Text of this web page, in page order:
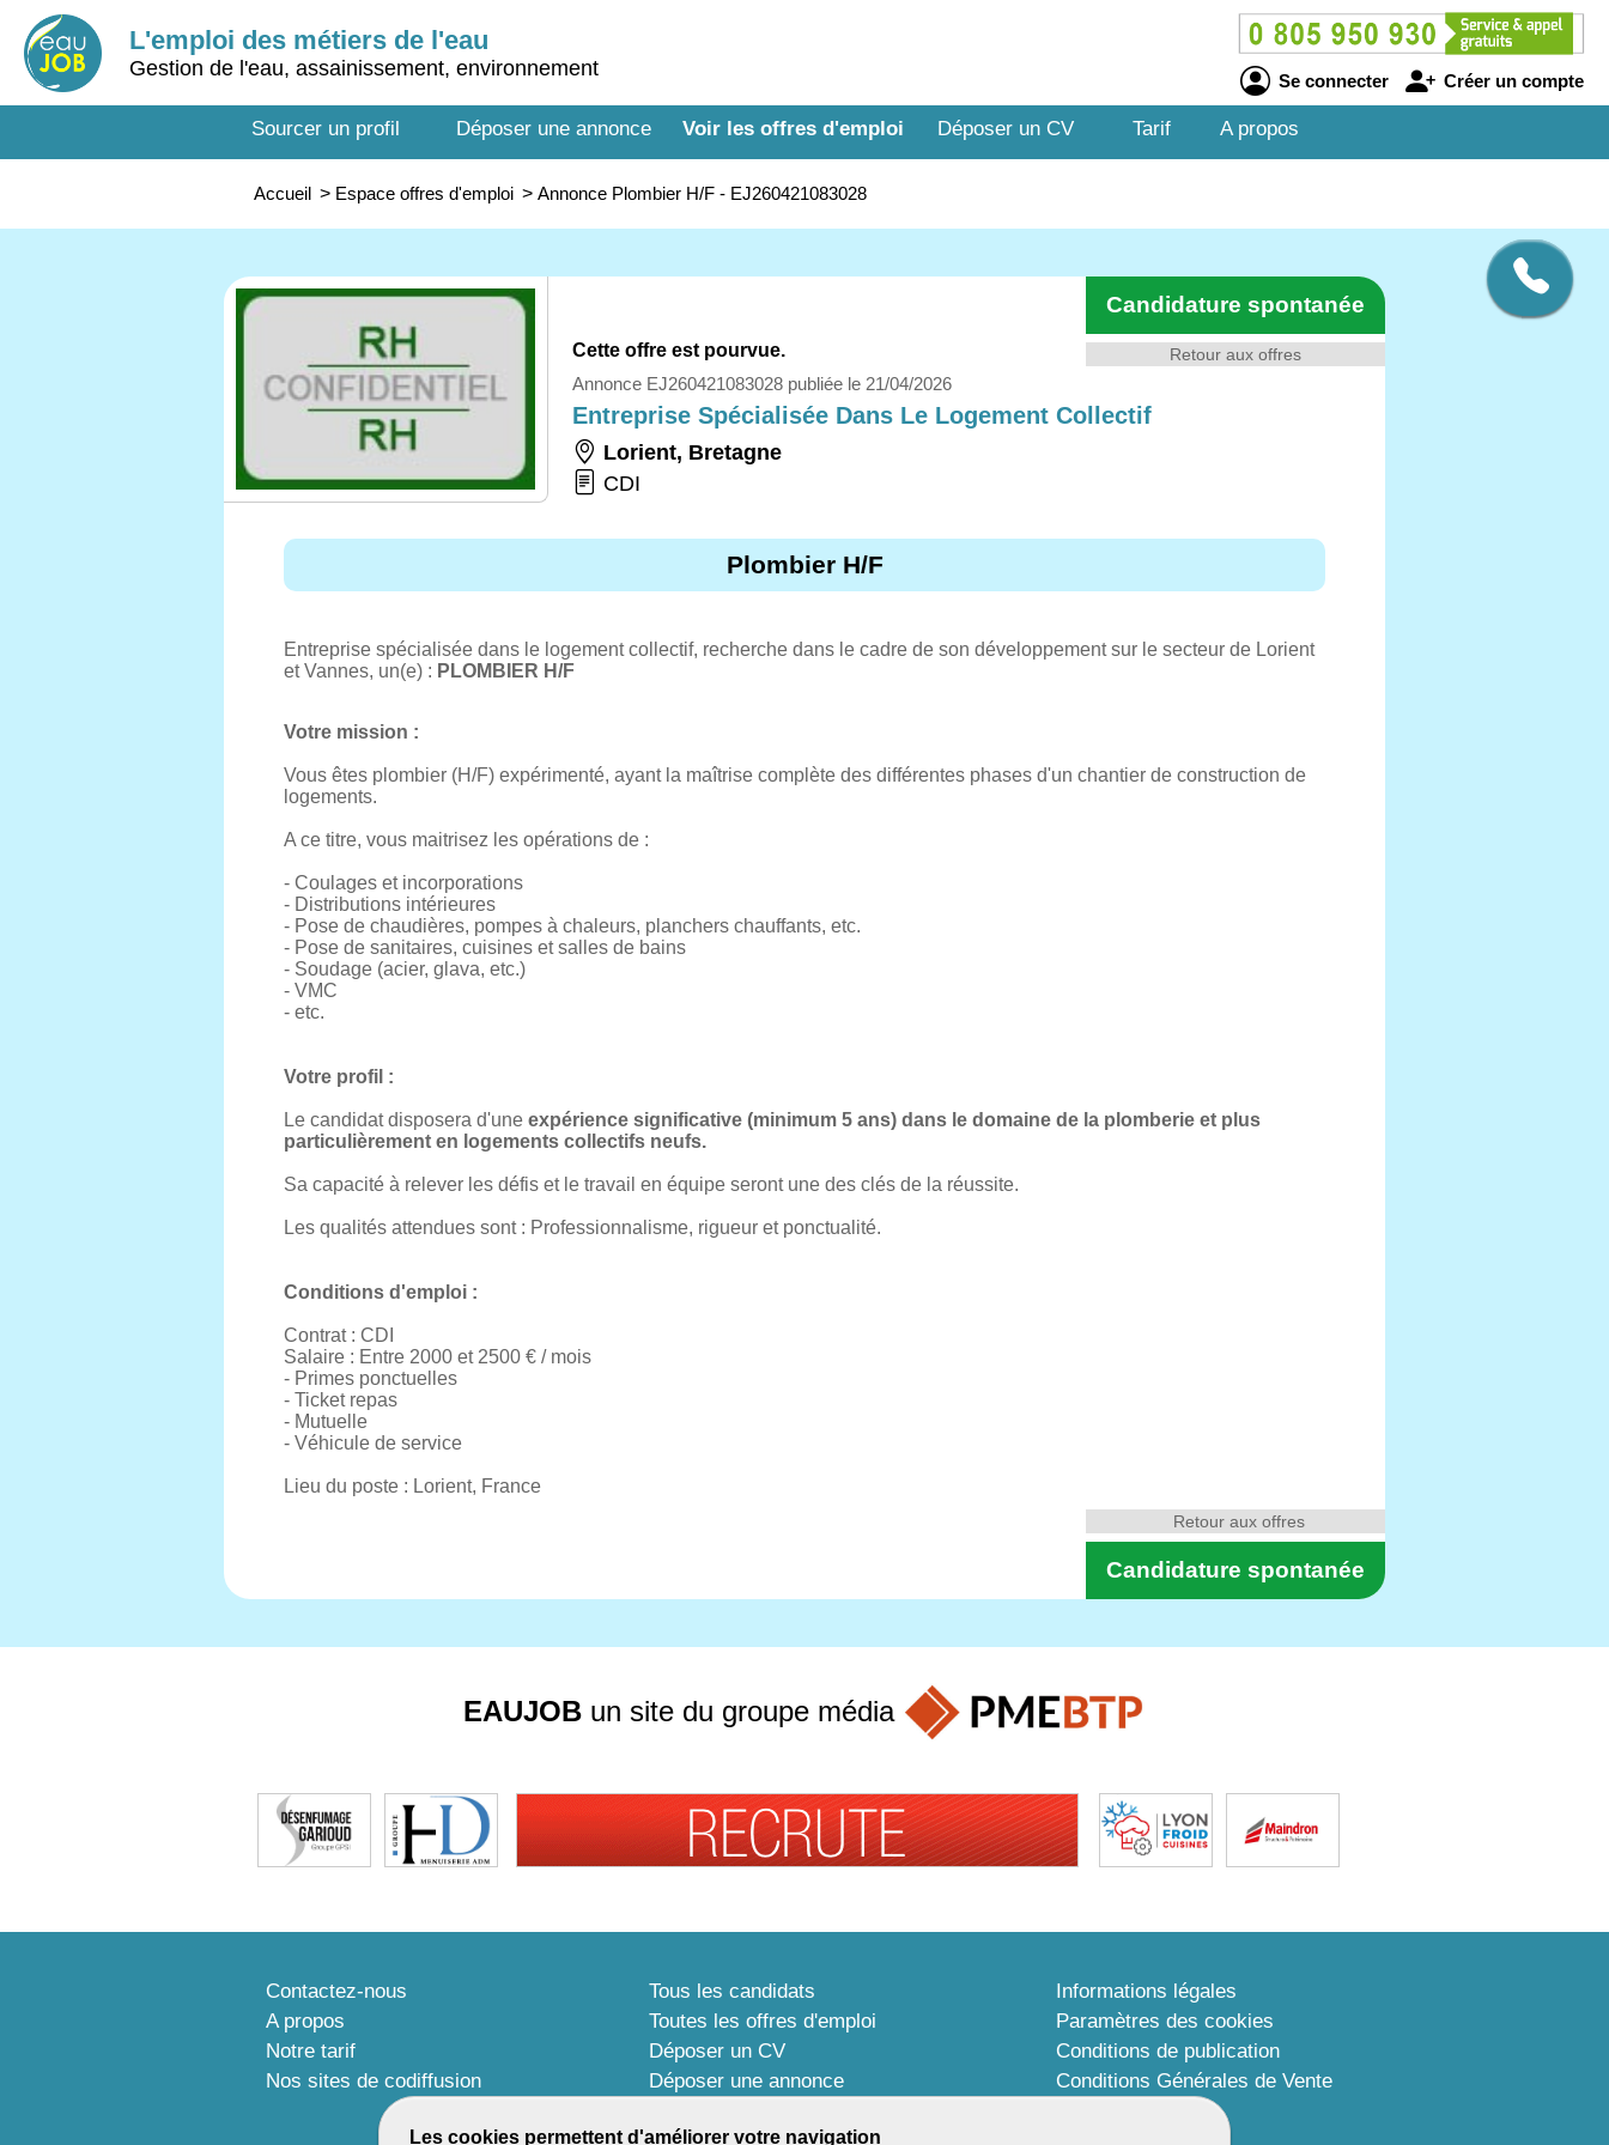
L'emploi des métiers de l'eau
Gestion de l'eau, assainissement, environnement
Se connecter Créer un compte
Sourcer un profil Déposer une annonce Voir les offres d'emploi Déposer un CV Tarif A propos
Accueil > Espace offres d'emploi > Annonce Plombier H/F - EJ260421083028
Retour aux offres
Candidature spontanée
Cette offre est pourvue.
Annonce EJ260421083028 publiée le 21/04/2026
Entreprise Spécialisée Dans Le Logement Collectif
Lorient, Bretagne
CDI
Plombier H/F
Entreprise spécialisée dans le logement collectif, recherche dans le cadre de son développement sur le secteur de Lorient
et Vannes, un(e) : PLOMBIER H/F
Votre mission :
Vous êtes plombier (H/F) expérimenté, ayant la maîtrise complète des différentes phases d'un chantier de construction de
logements.
A ce titre, vous maitrisez les opérations de :
- Coulages et incorporations
- Distributions intérieures
- Pose de chaudières, pompes à chaleurs, planchers chauffants, etc.
- Pose de sanitaires, cuisines et salles de bains
- Soudage (acier, glava, etc.)
- VMC
- etc.
Votre profil :
Le candidat disposera d'une expérience significative (minimum 5 ans) dans le domaine de la plomberie et plus
particulièrement en logements collectifs neufs.
Sa capacité à relever les défis et le travail en équipe seront une des clés de la réussite.
Les qualités attendues sont : Professionnalisme, rigueur et ponctualité.
Conditions d'emploi :
Contrat : CDI
Salaire : Entre 2000 et 2500 € / mois
- Primes ponctuelles
- Ticket repas
- Mutuelle
- Véhicule de service
Lieu du poste : Lorient, France
Candidature spontanée
Retour aux offres
Les cookies permettent d'améliorer votre navigation
EAUJOB un site du groupe média
Contactez-nous
A propos
Notre tarif
Nos sites de codiffusion
Tous les candidats
Toutes les offres d'emploi
Déposer un CV
Déposer une annonce
Informations légales
Paramètres des cookies
Conditions de publication
Conditions Générales de Vente